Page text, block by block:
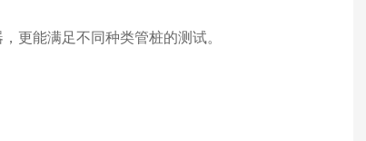
更能满足不同种类管桩的测试。